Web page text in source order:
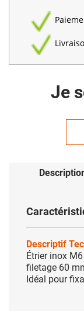
Je
Descriptif
Étrier inox
filetage 60
Idéal pour